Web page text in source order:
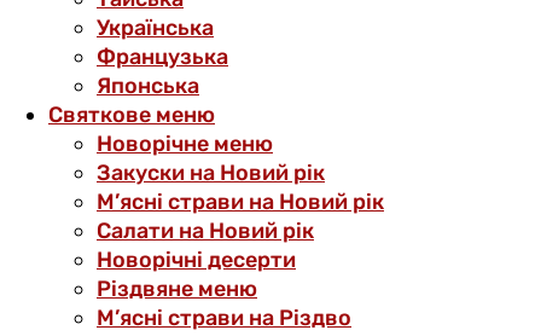
Українська
Французька
Японська
Святкове меню
Новорічне меню
Закуски на Новий рік
М’ясні страви на Новий рік
Салати на Новий рік
Новорічні десерти
Різдвяне меню
М’ясні страви на Різдво